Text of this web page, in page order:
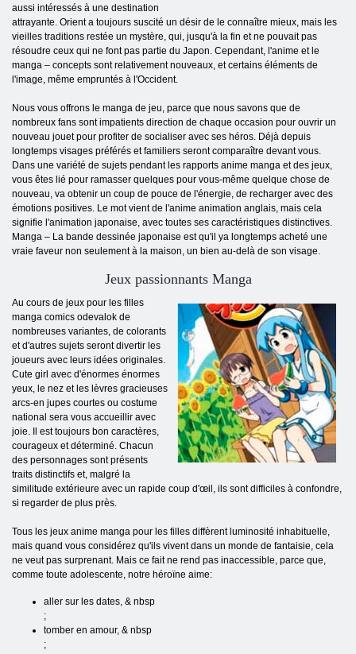
aussi intéressés à une destination
attrayante. Orient a toujours suscité un désir de le connaître mieux, mais les
vieilles traditions restée un mystère, qui, jusqu'à la fin et ne pouvait pas
résoudre ceux qui ne font pas partie du Japon. Cependant, l'anime et le
manga – concepts sont relativement nouveaux, et certains éléments de
l'image, même empruntés à l'Occident.
Nous vous offrons le manga de jeu, parce que nous savons que de
nombreux fans sont impatients direction de chaque occasion pour ouvrir un
nouveau jouet pour profiter de socialiser avec ses héros. Déjà depuis
longtemps visages préférés et familiers seront comparaître devant vous.
Dans une variété de sujets pendant les rapports anime manga et des jeux,
vous êtes lié pour ramasser quelques pour vous-même quelque chose de
nouveau, va obtenir un coup de pouce de l'énergie, de recharger avec des
émotions positives. Le mot vient de l'anime animation anglais, mais cela
signifie l'animation japonaise, avec toutes ses caractéristiques distinctives.
Manga – La bande dessinée japonaise est qu'il ya longtemps acheté une
vraie faveur non seulement à la maison, un bien au-delà de son visage.
Jeux passionnants Manga
Au cours de jeux pour les filles
manga comics odevalok de
nombreuses variantes, de colorants
et d'autres sujets seront divertir les
joueurs avec leurs idées originales.
Cute girl avec d'énormes énormes
yeux, le nez et les lèvres gracieuses
arcs-en jupes courtes ou costume
national sera vous accueillir avec
joie. Il est toujours bon caractères,
courageux et déterminé. Chacun
des personnages sont présents
traits distinctifs et, malgré la
similitude extérieure avec un rapide coup d'œil, ils sont difficiles à confondre,
si regarder de plus près.
Tous les jeux anime manga pour les filles diffèrent luminosité inhabituelle,
mais quand vous considérez qu'ils vivent dans un monde de fantaisie, cela
ne veut pas surprenant. Mais ce fait ne rend pas inaccessible, parce que,
comme toute adolescente, notre héroïne aime:
aller sur les dates, & nbsp
;
tomber en amour, & nbsp
;